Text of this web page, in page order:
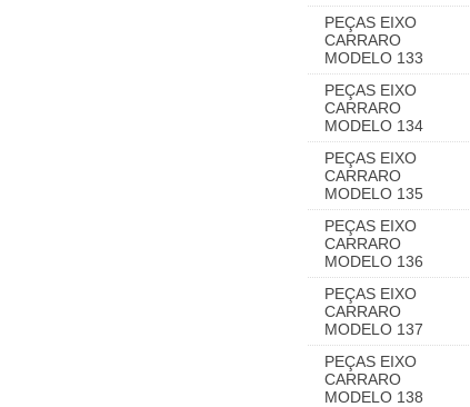
PEÇAS EIXO
CARRARO
MODELO 133
PEÇAS EIXO
CARRARO
MODELO 134
PEÇAS EIXO
CARRARO
MODELO 135
PEÇAS EIXO
CARRARO
MODELO 136
PEÇAS EIXO
CARRARO
MODELO 137
PEÇAS EIXO
CARRARO
MODELO 138